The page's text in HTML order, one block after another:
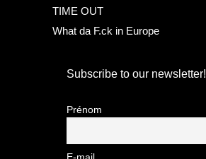
TIME OUT
What da F.ck in Europe
Subscribe to our newsletter!
Prénom